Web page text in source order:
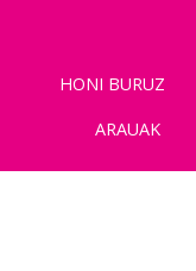
HONI BURUZ
ARAUAK